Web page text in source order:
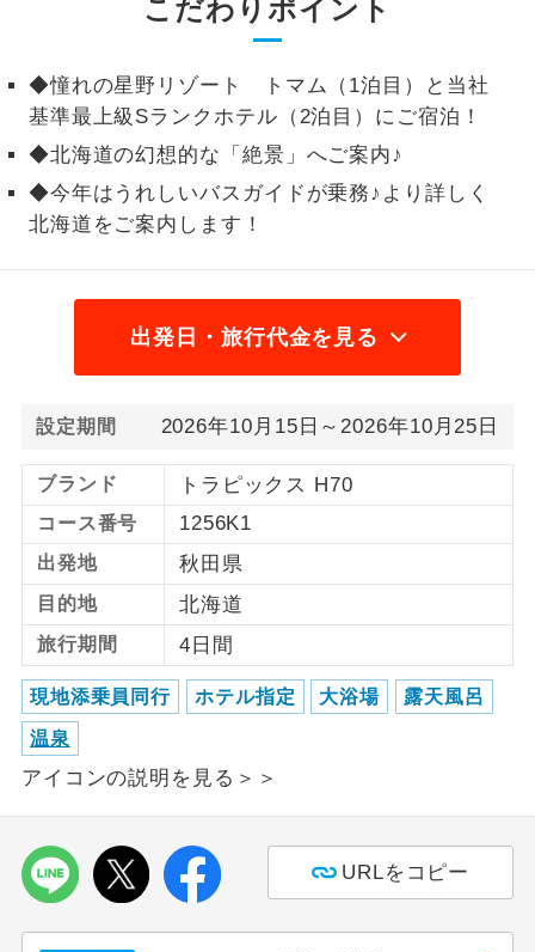
こだわりポイント
◆憧れの星野リゾート トマム（1泊目）と当社
基準最上級Sランクホテル（2泊目）にご宿泊！
◆北海道の幻想的な「絶景」へご案内♪
◆今年はうれしいバスガイドが乗務♪より詳しく
北海道をご案内します！
出発日・旅行代金を見る
設定期間 2026年10月15日～2026年10月25日
ブランド トラピックス H70
コース番号 1256K1
出発地 秋田県
目的地 北海道
旅行期間 4日間
現地添乗員同行 ホテル指定 大浴場 露天風呂
温泉
アイコンの説明を見る＞＞
URLをコピー
く）
お部屋食
だけます。
トラベルイヤ
ホン
周りの音を気にせず、ガイドさんの説明
1名様催行
1名様から出発可能な個人型プランで
2名様から出発可能な個人型プランで
す。
1名様1室同代
金
1名様1室利用でも追加料金がかからない
コースです。
ご夫婦限定
ご夫婦限定でご参加いただけるコースで
す。
女性限定
女性限定でご参加いただけるコースで
す。
年齢制限あり
ご参加にあたり年齢に制限があるコース
航空会社指定
利用航空会社が指定なので、ご出発の計
ホテル指定
ご紹介するホテルを指定したコースで
す。
おひとり様バ
おひとり様でバス席を2席利⽤できま